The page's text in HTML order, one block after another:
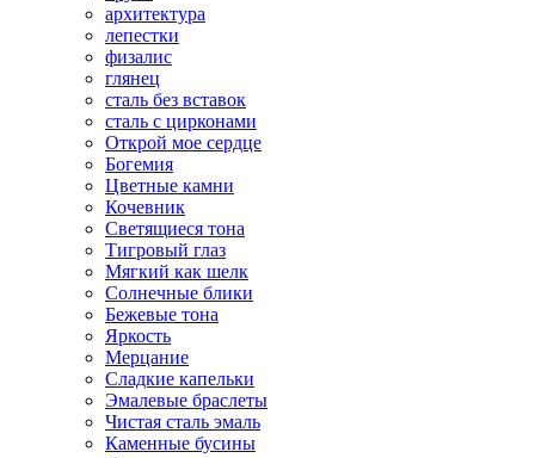
архитектура
лепестки
физалис
глянец
сталь без вставок
сталь с цирконами
Открой мое сердце
Богемия
Цветные камни
Кочевник
Светящиеся тона
Тигровый глаз
Мягкий как шелк
Солнечные блики
Бежевые тона
Яркость
Мерцание
Сладкие капельки
Эмалевые браслеты
Чистая сталь эмаль
Каменные бусины